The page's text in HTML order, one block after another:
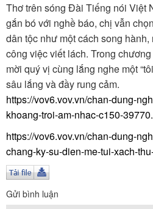
Kết nối VOV6
TÌM KIẾM
Vận hành bởi QI Corp
Thơ trên sóng Đài Tiếng nói Việt
gắn bó với nghề báo, chị vẫn
dân tộc như một cách song
công việc viết lách. Trong chương
mời quý vị cùng lắng nghe một
sâu lắng và đầy rung cảm.
https://vov6.vov.vn/chan-dung-
khoang-troi-am-nhac-c150-
https://vov6.vov.vn/chan-dung-
chang-ky-su-dien-me-tui-xach-
Gửi bình luận